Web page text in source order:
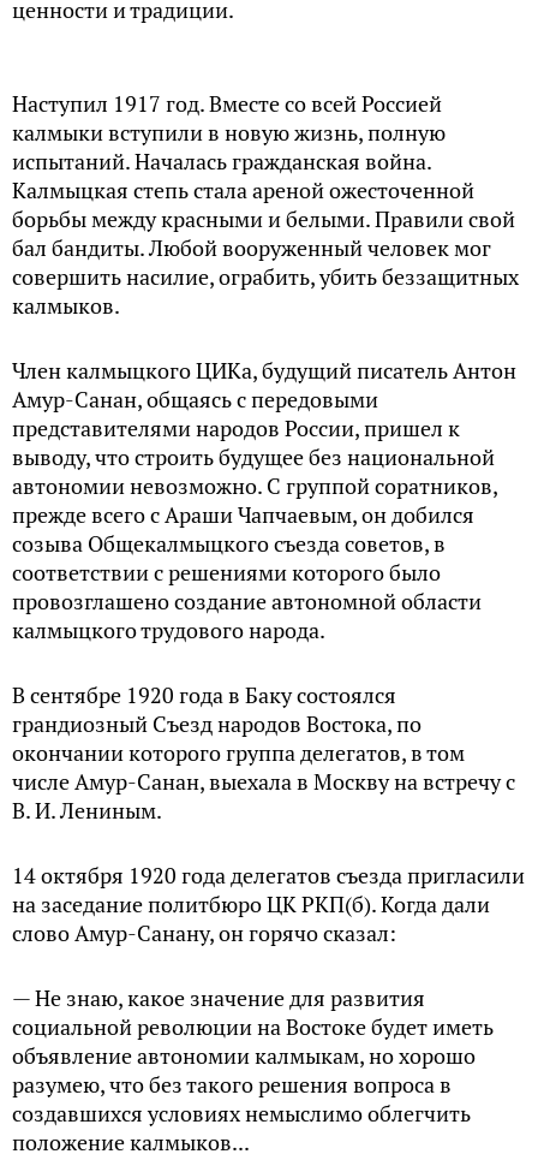
ценности и традиции.
Наступил 1917 год. Вместе со всей Россией
калмыки вступили в новую жизнь, полную
испытаний. Началась гражданская война.
Калмыцкая степь стала ареной ожесточенной
борьбы между красными и белыми. Правили свой
бал бандиты. Любой вооруженный человек мог
совершить насилие, ограбить, убить беззащитных
калмыков.
Член калмыцкого ЦИКа, будущий писатель Антон
Амур-Санан, общаясь с передовыми
представителями народов России, пришел к
выводу, что строить будущее без национальной
автономии невозможно. С группой соратников,
прежде всего с Араши Чапчаевым, он добился
созыва Общекалмыцкого съезда советов, в
соответствии с решениями которого было
провозглашено создание автономной области
калмыцкого трудового народа.
В сентябре 1920 года в Баку состоялся
грандиозный Cъезд народов Востока, по
окончании которого группа делегатов, в том
числе Амур-Санан, выехала в Москву на встречу с
В. И. Лениным.
14 октября 1920 года делегатов съезда пригласили
на заседание политбюро ЦК РКП(б). Когда дали
слово Амур-Санану, он горячо сказал:
— Не знаю, какое значение для развития
социальной революции на Востоке будет иметь
объявление автономии калмыкам, но хорошо
разумею, что без такого решения вопроса в
создавшихся условиях немыслимо облегчить
положение калмыков...